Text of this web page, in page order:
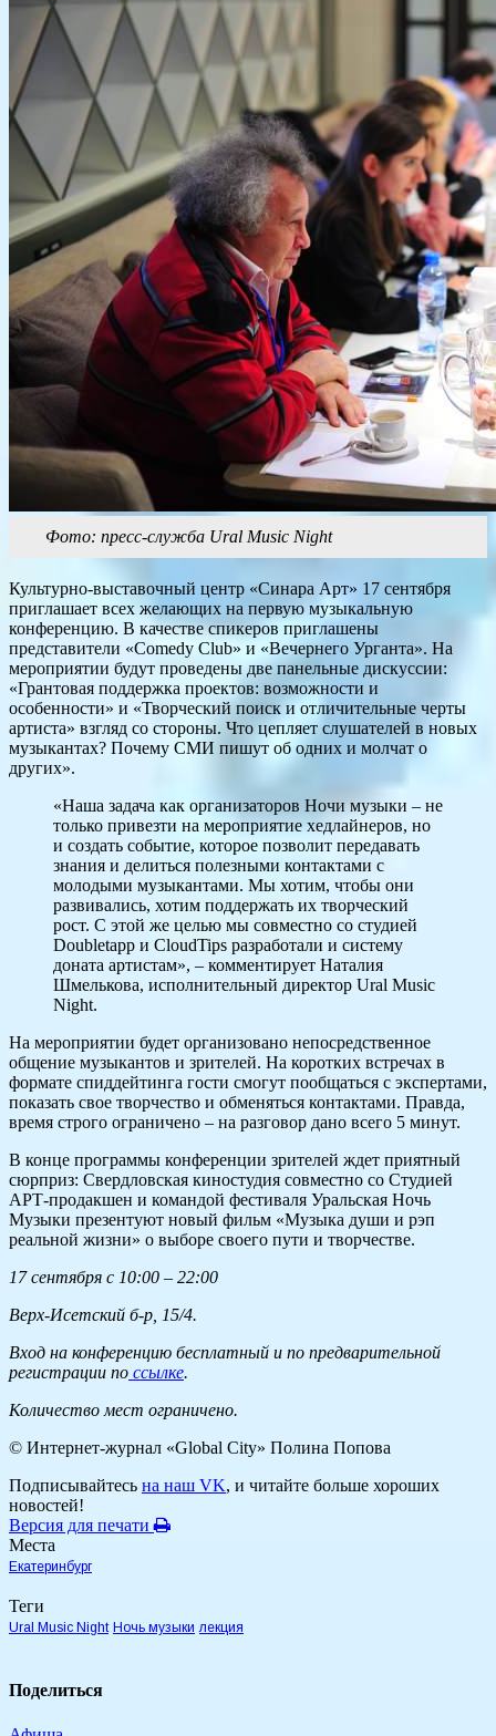
Фото: пресс-служба Ural Music Night
Культурно-выставочный центр «Синара Арт» 17 сентября
приглашает всех желающих на первую музыкальную
конференцию. В качестве спикеров приглашены
представители «Comedy Club» и «Вечернего Урганта». На
мероприятии будут проведены две панельные дискуссии:
«Грантовая поддержка проектов: возможности и
особенности» и «Творческий поиск и отличительные черты
артиста» взгляд со стороны. Что цепляет слушателей в новых
музыкантах? Почему СМИ пишут об одних и молчат о
других».
«Наша задача как организаторов Ночи музыки – не
только привезти на мероприятие хедлайнеров, но
и создать событие, которое позволит передавать
знания и делиться полезными контактами с
молодыми музыкантами. Мы хотим, чтобы они
развивались, хотим поддержать их творческий
рост. С этой же целью мы совместно со студией
Doubletapp и CloudTips разработали и систему
доната артистам», – комментирует Наталия
Шмелькова, исполнительный директор Ural Music
Night.
На мероприятии будет организовано непосредственное
общение музыкантов и зрителей. На коротких встречах в
формате спиддейтинга гости смогут пообщаться с экспертами,
показать свое творчество и обменяться контактами. Правда,
время строго ограничено – на разговор дано всего 5 минут.
В конце программы конференции зрителей ждет приятный
сюрприз: Свердловская киностудия совместно со Студией
АРТ-продакшен и командой фестиваля Уральская Ночь
Музыки презентуют новый фильм «Музыка души и рэп
реальной жизни» о выборе своего пути и творчестве.
17 сентября с 10:00 – 22:00
Верх-Исетский б-р, 15/4.
Вход на конференцию бесплатный и по предварительной
регистрации по ссылке.
Количество мест ограничено.
© Интернет-журнал «Global City» Полина Попова
Подписывайтесь на наш VK, и читайте больше хороших
новостей!
Версия для печати
Места
Екатеринбург
Теги
Ural Music Night Ночь музыки лекция
Поделиться